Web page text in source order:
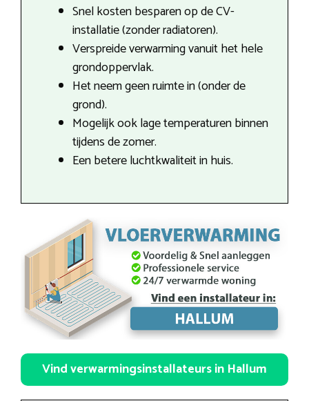
Snel kosten besparen op de CV-
installatie (zonder radiatoren).
Verspreide verwarming vanuit het hele
grondoppervlak.
Het neem geen ruimte in (onder de
grond).
Mogelijk ook lage temperaturen binnen
tijdens de zomer.
Een betere luchtkwaliteit in huis.
Vind verwarmingsinstallateurs in Hallum